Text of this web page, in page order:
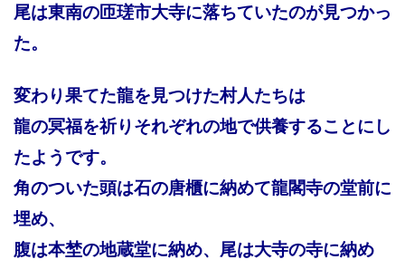
尾は東南の匝瑳市大寺に落ちていたのが見つかっ
た。
変わり果てた龍を見つけた村人たちは
龍の冥福を祈りそれぞれの地で供養することにし
たようです。
角のついた頭は石の唐櫃に納めて龍閣寺の堂前に
埋め、
腹は本埜の地蔵堂に納め、尾は大寺の寺に納め